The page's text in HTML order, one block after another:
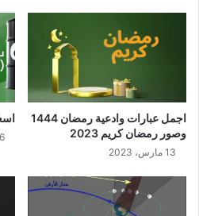
اجمل عبارات وادعية رمضان 1444
وصور رمضان كريم 2023
13 مارس، 2023
16